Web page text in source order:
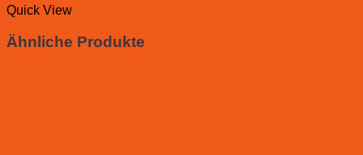
Quick View
Ähnliche Produkte